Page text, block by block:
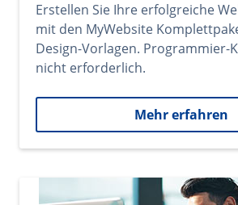
Erstellen Sie Ihre erfolgreiche
mit den MyWebsite
Design-Vorlagen. Programmier-
nicht erforderlich.
Mehr erfahren